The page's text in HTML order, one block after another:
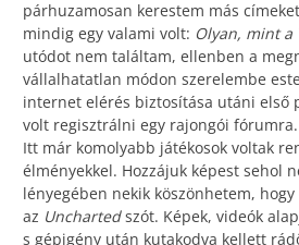
párhuzamosan kerestem más
mindig egy valami volt: Olyan, mint a
utódot nem találtam, ellenben a
vállalhatatlan módon szerelembe
internet elérés biztosítása utáni első
volt regisztrálni egy rajongói fórumra.
Itt már komolyabb játékosok voltak
élményekkel. Hozzájuk képest sehol
lényegében nekik köszönhetem,
az Unchartedszót. Képek, videók
s gépigény után kutakodva kellett